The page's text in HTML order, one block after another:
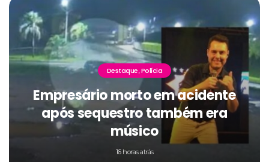
Destaque,Polícia
Empresário morto em acidente
após sequestro também era
músico
16 horas atrás